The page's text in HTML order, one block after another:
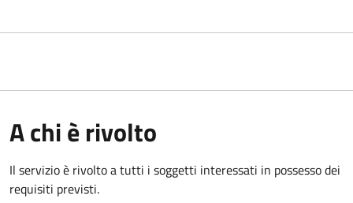
A chi è rivolto
Il servizio è rivolto a tutti i soggetti interessati in possesso dei
requisiti previsti.